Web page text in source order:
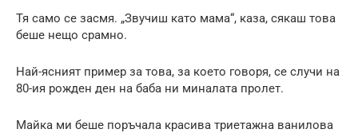
Тя само се засмя. „Звучиш като мама“, каза, сякаш това
беше нещо срамно.
Най-ясният пример за това, за което говоря, се случи на
80-ия рожден ден на баба ни миналата пролет.
Майка ми беше поръчала красива триетажна ванилова